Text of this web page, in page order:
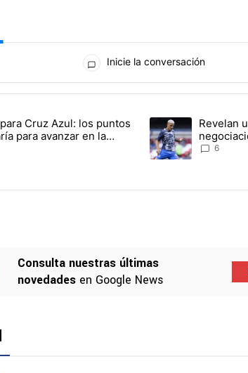
Inicie la conversación
Cruz Azul: los puntos
Revelan
fichaje